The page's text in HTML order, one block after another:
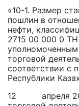
«10-1. Размер
пошлин в
нефти,
2715 00 000 0
уполномоченным
торговой
соответствии с
Республики
12 апреля